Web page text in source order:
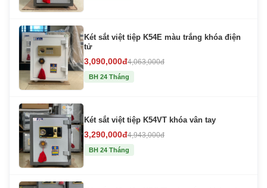
Két sắt việt tiệp K54E màu trắng khóa điện
tử
3,090,000đ4,063,000đ
BH 24 Tháng
Két sắt việt tiệp K54VT khóa vân tay
3,290,000đ4,943,000đ
BH 24 Tháng